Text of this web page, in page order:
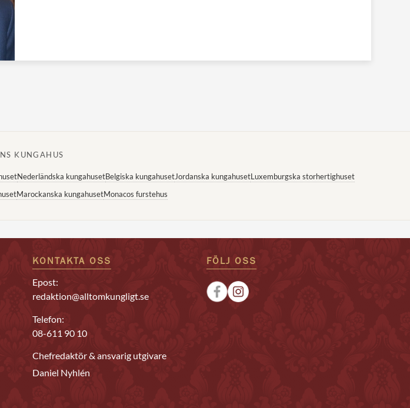
KUNGAHUS
Nederländska kungahusetBelgiska kungahusetJordanska kungahusetLuxemburgska storhertighuset
Marockanska kungahusetMonacos furstehus
KONTAKTA OSS
Epost:
redaktion@alltomkungligt.se
Telefon:
08-611 90 10
Chefredaktör & ansvarig utgivare
Daniel Nyhlén
FÖLJ OSS